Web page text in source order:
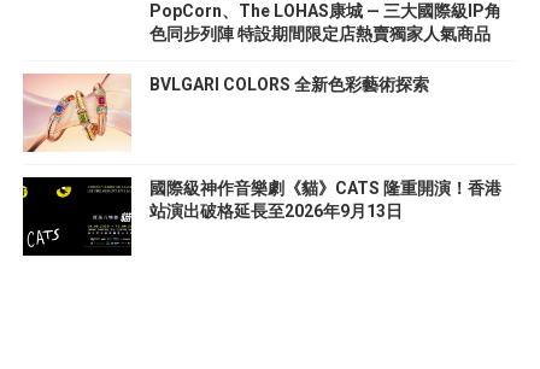
PopCorn、The LOHAS康城 — 三大國際級IP角
色同步列陣 特設期間限定店熱賣獨家人氣商品
BVLGARI COLORS 全新色彩藝術探索
國際級神作音樂劇《貓》CATS 隆重開演！香港
站演出破格延長至2026年9月13日